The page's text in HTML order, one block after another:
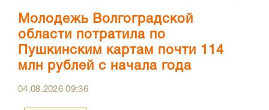
Молодежь Волгоградской
области потратила по
Пушкинским картам почти 114
млн рублей с начала года
04.08.202609:36